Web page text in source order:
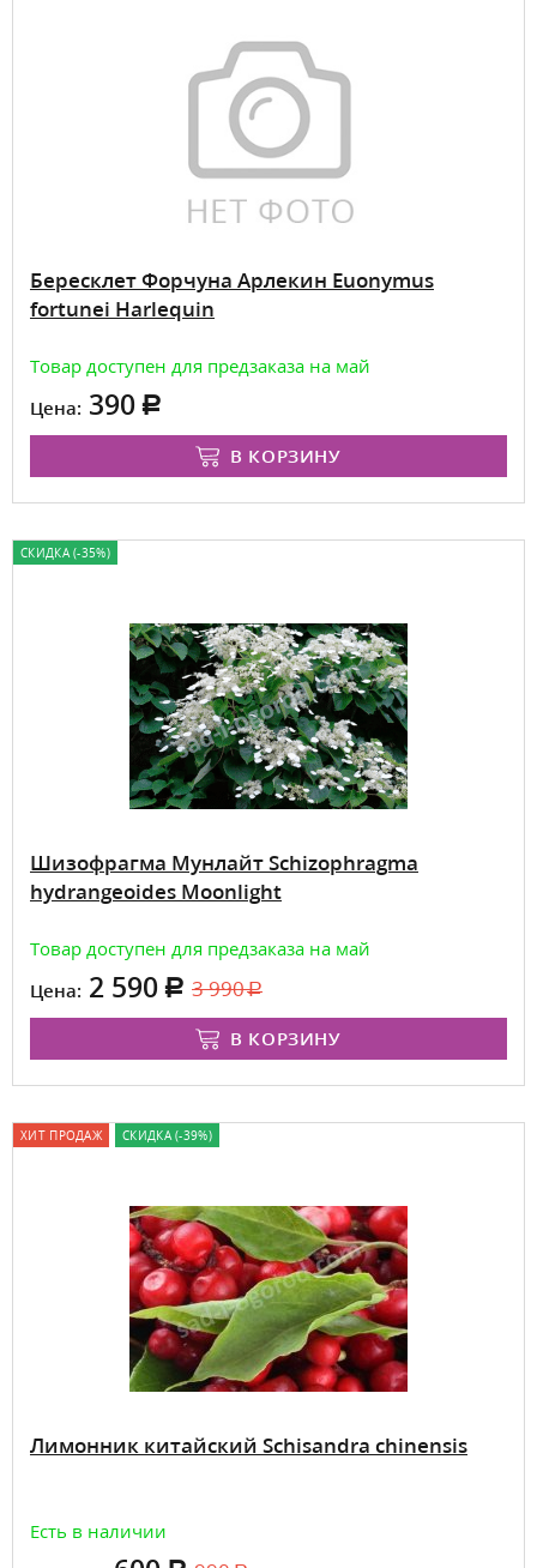
Бересклет Форчуна Арлекин Euonymus
fortunei Harlequin
Товар доступен для предзаказа на май
Цена: 390
В КОРЗИНУ
СКИДКА (-35%)
Шизофрагма Мунлайт Schizophragma
hydrangeoides Moonlight
Товар доступен для предзаказа на май
Цена: 2 590 3 990
В КОРЗИНУ
ХИТ ПРОДАЖ СКИДКА (-39%)
Лимонник китайский Schisandra chinensis
Есть в наличии